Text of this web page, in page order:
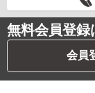
無料会員登録
会員